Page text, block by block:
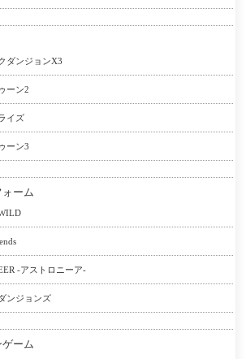
ダンジョンX3
ーン2
イズ
ーン3
ーム
-アストロニーア-
ンジョンズ
ーム